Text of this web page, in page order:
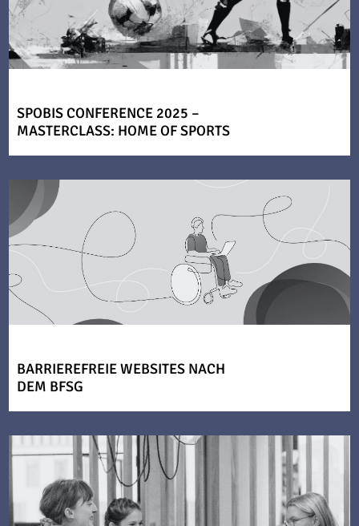
SPOBIS CONFERENCE 2025 –
MASTERCLASS: HOME OF SPORTS
BARRIEREFREIE WEBSITES NACH
DEM BFSG